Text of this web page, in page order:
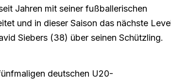
Jahren mit seiner fußballerischen
und in dieser Saison das nächste
Siebers (38) über seinen Schützling.
deutschen U20-